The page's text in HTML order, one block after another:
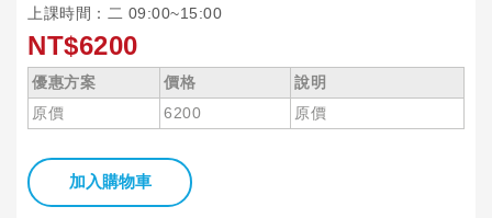
上課時間：二 09:00~15:00
NT$6200
優惠方案 價格
說明
原價
6200 原價
加入購物車